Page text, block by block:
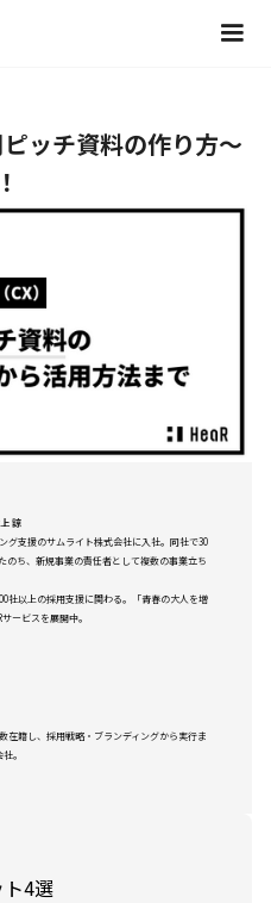
ッチ資料の作り方〜
諒
グ支援のサムライト株式会社に入社。同社で30
のち、新規事業の責任者として複数の事業立ち
社以上の採用支援に関わる。「青春の大人を増
ービスを展開中。
在籍し、採用戦略・ブランディングから実行ま
。
4選